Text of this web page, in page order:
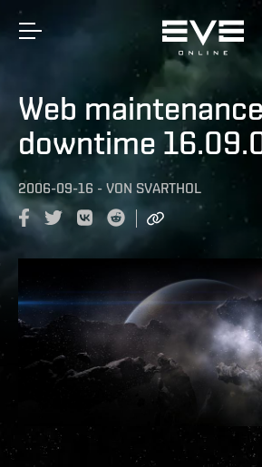
Web
downtime
2006-09-16 - VON SVARTHOL